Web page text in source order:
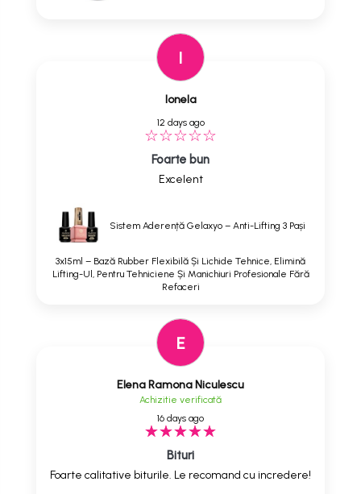
I
Ionela
12 days ago
Foarte bun
Excelent
Sistem Aderență Gelaxyo – Anti-Lifting 3 Pași
3x15ml – Bază Rubber Flexibilă Și Lichide Tehnice, Elimină
Lifting-Ul, Pentru Tehniciene Și Manichiuri Profesionale Fără
Refaceri
E
Elena Ramona Niculescu
Achizitie verificată
16 days ago
Bituri
Foarte calitative biturile. Le recomand cu incredere!